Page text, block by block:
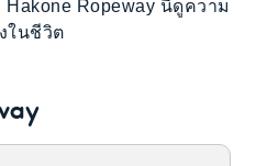
Ropeway นี้ดูความ
ในชีวิต